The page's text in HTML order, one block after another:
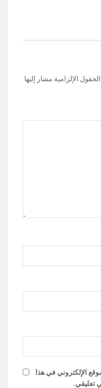
الحقول الإلزامية مشار إليها
الإلكتروني في هذا
تعليقي.